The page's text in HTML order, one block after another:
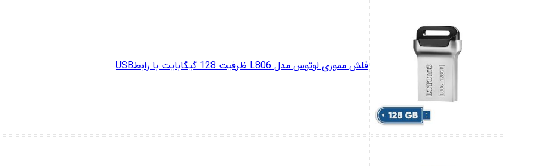
فلش مموری لوتوس مدل L806 ظرفیت 128 گیگابایت با رابطUSB